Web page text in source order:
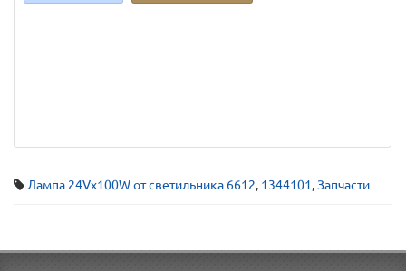
Лампа 24Vх100W от светильника 6612, 1344101,Запчасти